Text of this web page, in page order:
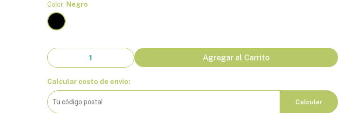
Color: Negro
Agregar al Carrito
Calcular costo de envío:
Calcular